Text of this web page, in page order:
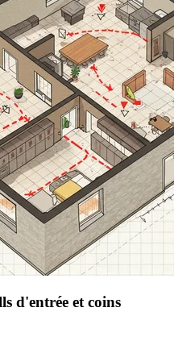
d'entrée et coins